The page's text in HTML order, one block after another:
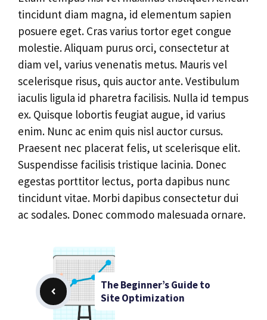
tincidunt diam magna, id elementum sapien
posuere eget. Cras varius tortor eget congue
molestie. Aliquam purus orci, consectetur at
diam vel, varius venenatis metus. Mauris vel
scelerisque risus, quis auctor ante. Vestibulum
iaculis ligula id pharetra facilisis. Nulla id tempus
ex. Quisque lobortis feugiat augue, id varius
enim. Nunc ac enim quis nisl auctor cursus.
Praesent nec placerat felis, ut scelerisque elit.
Suspendisse facilisis tristique lacinia. Donec
egestas porttitor lectus, porta dapibus nunc
tincidunt vitae. Morbi dapibus consectetur dui
ac sodales. Donec commodo malesuada ornare.
The Beginner’s Guide to
Site Optimization